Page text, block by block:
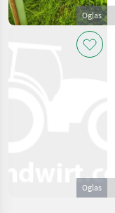
Oglas
Oglas